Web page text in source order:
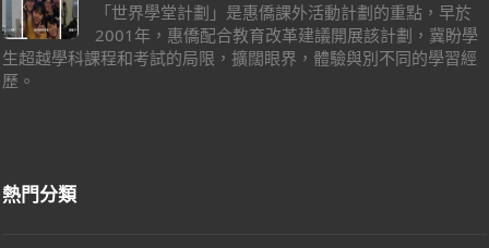
「世界學堂計劃」是惠僑課外活動計劃的重點，早於
2001年，惠僑配合教育改革建議開展該計劃，冀盼學
生超越學科課程和考試的局限，擴闊眼界，體驗與別不同的學習經
歷。
熱門分類